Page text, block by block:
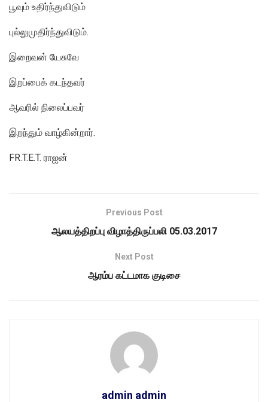
பூவும் உதிர்ந்துவிடும்
புல்லுமுதிர்ந்துவிடும்.
இறைவன் யேசுவே
இறப்பைக் கடந்தவர்
ஆவரில் நிலைப்பவர்
இறந்தும் வாழ்கின்றார்.
FR.T.E.T. ராஐன்
Previous Post
ஆலயத்திறப்பு விழாத்திருப்பலி 05.03.2017
Next Post
ஆரம்ப கட்டமாக குடிசை
admin admin